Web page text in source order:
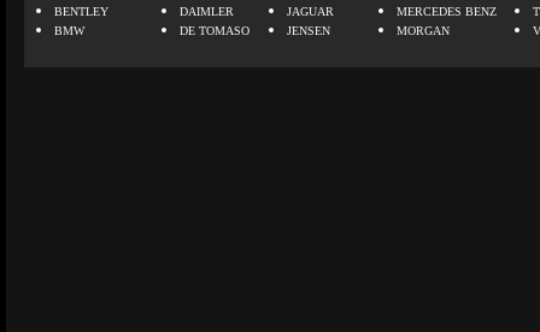
BENTLEY
BMW
DAIMLER
DE TOMASO
JAGUAR
JENSEN
MERCEDES BENZ
MORGAN